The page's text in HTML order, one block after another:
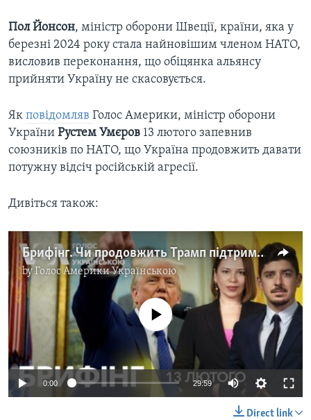
Пол Йонсон, міністр оборони Швеції, країни, яка у
березні 2024 року стала найновішим членом НАТО,
висловив переконання, що обіцянка альянсу
прийняти Україну не скасовується.
Як повідомляв Голос Америки, міністр оборони
України Рустем Умєров 13 лютого запевнив
союзників по НАТО, що Україна продовжить давати
потужну відсіч російській агресії.
Дивіться також:
Брифінг. Чи продовжить Трамп підтримку України: останні заяви
byГолос Америки Українською
No media source currently available
0:00 29:59 Auto
240p
Direct link